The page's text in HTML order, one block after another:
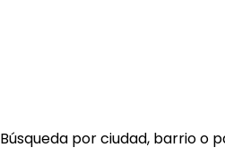
Búsqueda por ciudad, barrio o